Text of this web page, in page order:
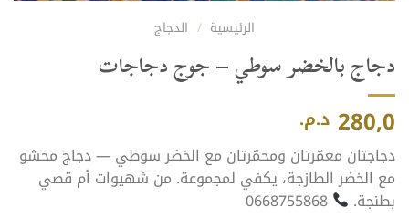
الرئيسية / الدجاج
دجاج بالخضر سوطي – جوج دجاجات
280,0 د.م.
دجاجتان معمّرتان ومحمّرتان مع الخضر سوطي — دجاج محشو
مع الخضر الطازجة، يكفي لمجموعة. من شهيوات أم قصي
بطنجة.
0668755868